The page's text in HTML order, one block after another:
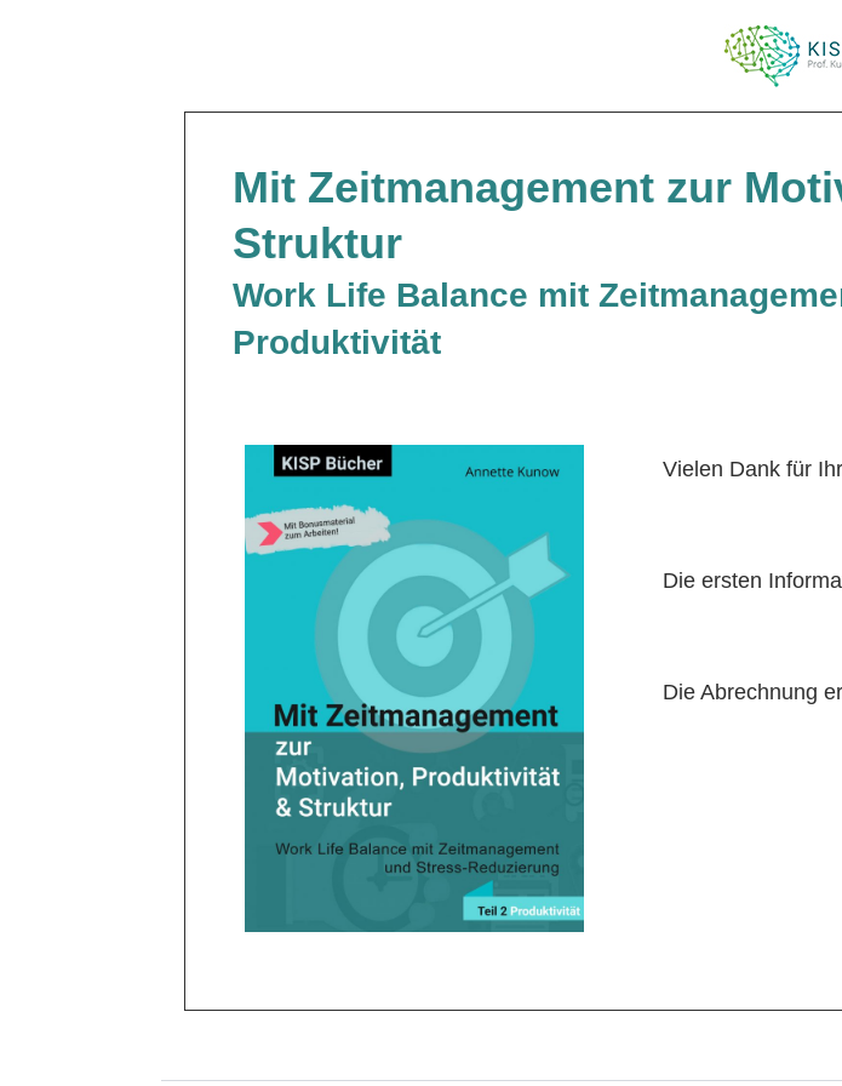
Mit Zeitmanagement zur
Struktur
Work Life Balance mit
Produktivität
Vielen Dank für
Die ersten
Die Abrechnung